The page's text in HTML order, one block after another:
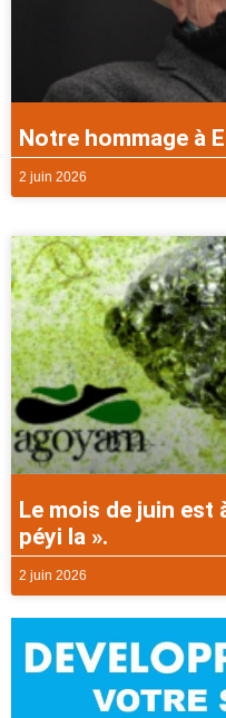
Notre hommage à
2 juin 2026
Le mois de juin est
péyi la ».
2 juin 2026